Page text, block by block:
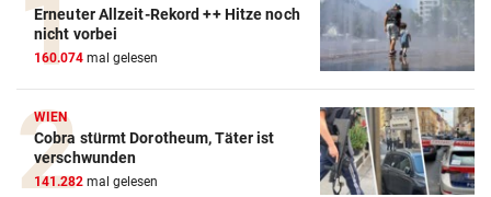
Erneuter Allzeit-Rekord ++ Hitze noch
nicht vorbei
160.074 mal gelesen
WIEN
Cobra stürmt Dorotheum, Täter ist
verschwunden
141.282 mal gelesen